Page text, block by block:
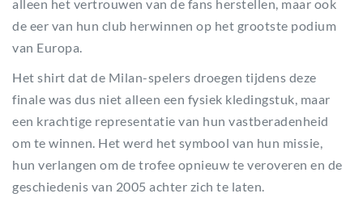
alleen het vertrouwen van de fans herstellen, maar ook
de eer van hun club herwinnen op het grootste podium
van Europa.
Het shirt dat de Milan-spelers droegen tijdens deze
finale was dus niet alleen een fysiek kledingstuk, maar
een krachtige representatie van hun vastberadenheid
om te winnen. Het werd het symbool van hun missie,
hun verlangen om de trofee opnieuw te veroveren en de
geschiedenis van 2005 achter zich te laten.